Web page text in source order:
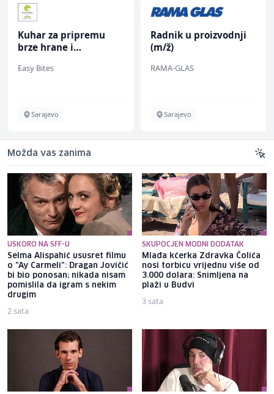
Radnik u proizvodnji
(m/ž)
RAMA-GLAS
Sarajevo
Konobar (m/ž)
Borbono
Sarajevo
Možda vas zanima
USKORO NA SFF-U
Selma Alispahić ususret filmu
o "Ay Carmeli": Dragan Jovičić
bi bio ponosan; nikada nisam
pomislila da igram s nekim
drugim
2 sata
SKUPOCJEN MODNI DODATAK
Mlađa kćerka Zdravka Čolića
nosi torbicu vrijednu više od
3.000 dolara: Snimljena na
plaži u Budvi
3 sata